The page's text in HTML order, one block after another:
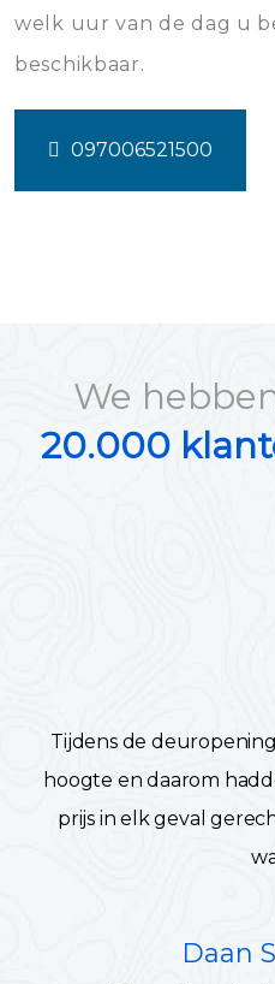
welk uur van de dag u
beschikbaar.
097006521500
We
20.000
Tijdens de
hoogte en daarom
prijs in elk geval
Daan